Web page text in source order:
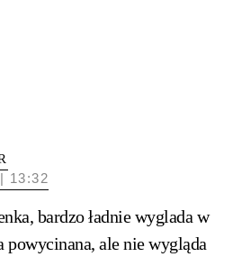
13:32
bardzo ładnie wyglada w
ale nie wygląda